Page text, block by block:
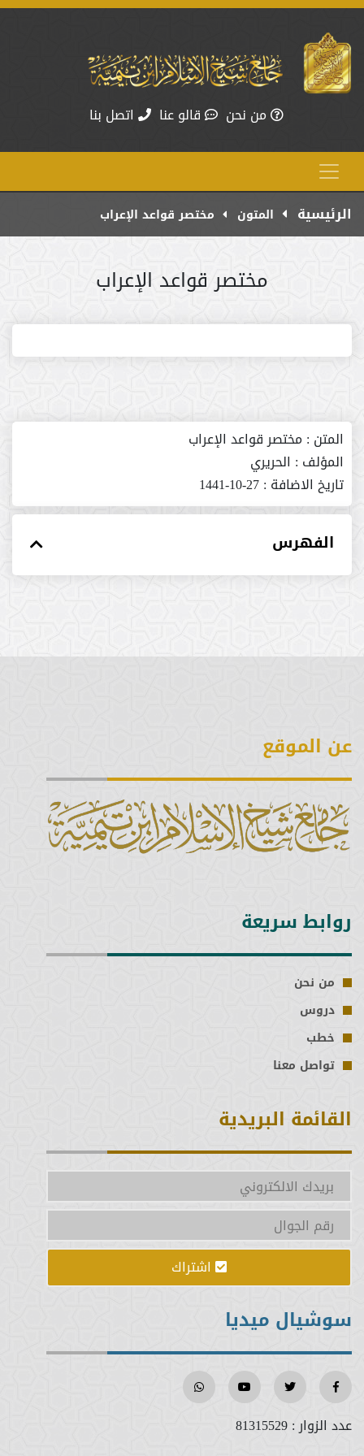
من نحن قالو عنا اتصل بنا
الرئيسية المتون مختصر قواعد الإعراب
مختصر قواعد الإعراب
المتن :مختصر قواعد الإعراب
المؤلف : الحريري
تاريخ الاضافة :27-10-1441
الفهرس
عن الموقع
روابط سريعة
من نحن
دروس
خطب
تواصل معنا
القائمة البريدية
اشتراك
سوشيال ميديا
عدد الزوار :81315529